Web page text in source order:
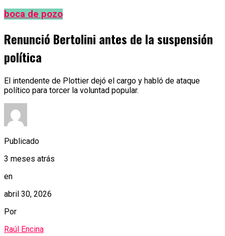
boca de pozo
Renunció Bertolini antes de la suspensión
política
El intendente de Plottier dejó el cargo y habló de ataque
político para torcer la voluntad popular.
Publicado
3 meses atrás
en
abril 30, 2026
Por
Raúl Encina